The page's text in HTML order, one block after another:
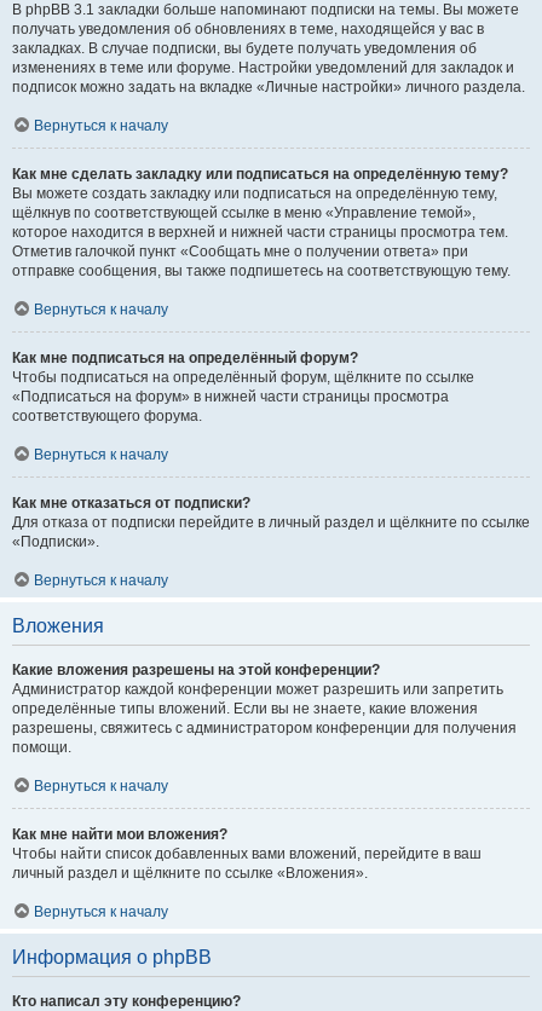
В phpBB 3.1 закладки больше напоминают подписки на темы. Вы можете
получать уведомления об обновлениях в теме, находящейся у вас в
закладках. В случае подписки, вы будете получать уведомления об
изменениях в теме или форуме. Настройки уведомлений для закладок и
подписок можно задать на вкладке «Личные настройки» личного раздела.
Вернуться к началу
Как мне сделать закладку или подписаться на определённую тему?
Вы можете создать закладку или подписаться на определённую тему,
щёлкнув по соответствующей ссылке в меню «Управление темой»,
которое находится в верхней и нижней части страницы просмотра тем.
Отметив галочкой пункт «Сообщать мне о получении ответа» при
отправке сообщения, вы также подпишетесь на соответствующую тему.
Вернуться к началу
Как мне подписаться на определённый форум?
Чтобы подписаться на определённый форум, щёлкните по ссылке
«Подписаться на форум» в нижней части страницы просмотра
соответствующего форума.
Вернуться к началу
Как мне отказаться от подписки?
Для отказа от подписки перейдите в личный раздел и щёлкните по ссылке
«Подписки».
Вернуться к началу
Вложения
Какие вложения разрешены на этой конференции?
Администратор каждой конференции может разрешить или запретить
определённые типы вложений. Если вы не знаете, какие вложения
разрешены, свяжитесь с администратором конференции для получения
помощи.
Вернуться к началу
Как мне найти мои вложения?
Чтобы найти список добавленных вами вложений, перейдите в ваш
личный раздел и щёлкните по ссылке «Вложения».
Вернуться к началу
Информация о phpBB
Кто написал эту конференцию?